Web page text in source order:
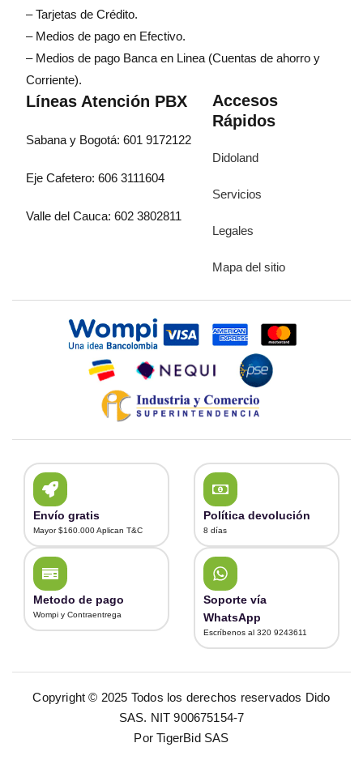
– Tarjetas de Crédito.
– Medios de pago en Efectivo.
– Medios de pago Banca en Linea (Cuentas de ahorro y
Corriente).
Líneas Atención PBX
Sabana y Bogotá: 601 9172122
Eje Cafetero: 606 3111604
Valle del Cauca: 602 3802811
Accesos
Rápidos
Didoland
Servicios
Legales
Mapa del sitio
Envío gratis
Mayor $160.000 Aplican T&C
Política devolución
8 días
Metodo de pago
Wompi y Contraentrega
Soporte vía
WhatsApp
Escríbenos al 320 9243611
Copyright © 2025 Todos los derechos reservados Dido
SAS. NIT 900675154-7
Por TigerBid SAS